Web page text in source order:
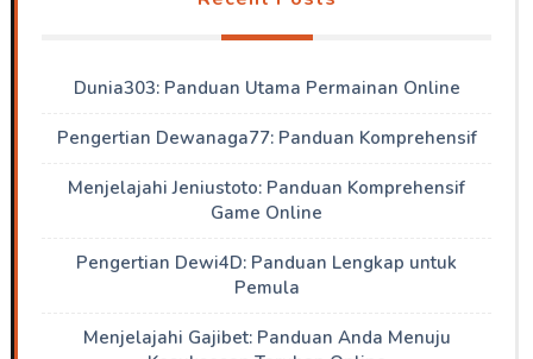
Dunia303: Panduan Utama Permainan Online
Pengertian Dewanaga77: Panduan Komprehensif
Menjelajahi Jeniustoto: Panduan Komprehensif
Game Online
Pengertian Dewi4D: Panduan Lengkap untuk
Pemula
Menjelajahi Gajibet: Panduan Anda Menuju